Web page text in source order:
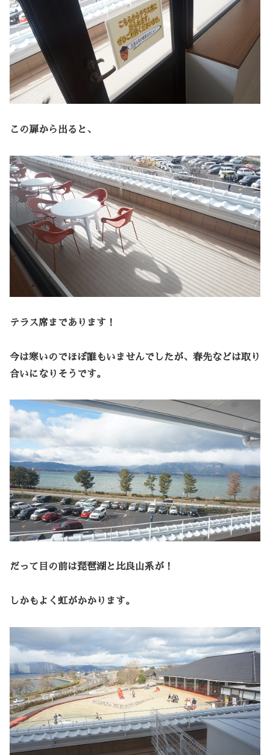
この扉から出ると、
テラス席まであります！
今は寒いのでほぼ誰もいませんでしたが、春先などは取り
合いになりそうです。
だって目の前は琵琶湖と比良山系が！
しかもよく虹がかかります。